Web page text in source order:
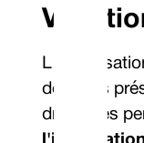
données
droits des